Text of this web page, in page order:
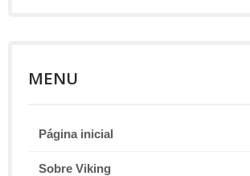
MENU
Página inicial
Sobre Viking